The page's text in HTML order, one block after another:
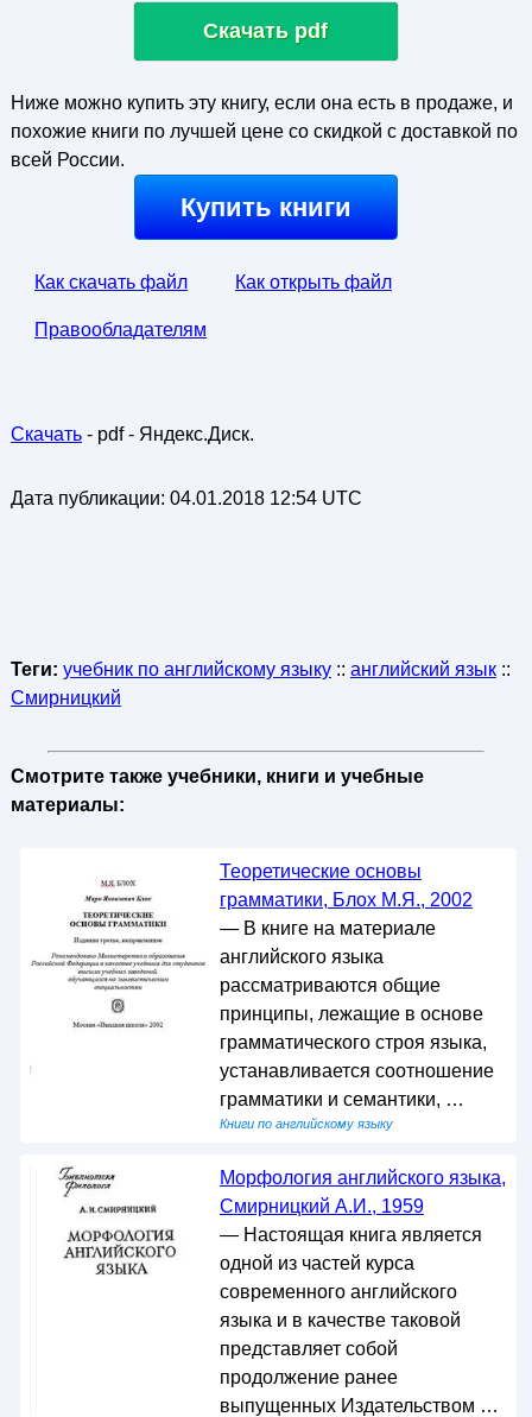
Скачать pdf
Ниже можно купить эту книгу, если она есть в продаже, и
похожие книги по лучшей цене со скидкой с доставкой по
всей России.
Купить книги
Как скачать файл Как открыть файл
Правообладателям
Скачать- pdf - Яндекс.Диск.
Дата публикации: 04.01.2018 12:54 UTC
Теги: учебник по английскому языку:: английский язык::
Смирницкий
Смотрите также учебники, книги и учебные
материалы:
Теоретические основы
грамматики, Блох М.Я., 2002
— В книге на материале
английского языка
рассматриваются общие
принципы, лежащие в основе
грамматического строя языка,
устанавливается соотношение
грамматики и семантики, …
Книги по английскому языку
Морфология английского языка,
Смирницкий А.И., 1959
— Настоящая книга является
одной из частей курса
современного английского
языка и в качестве таковой
представляет собой
продолжение ранее
выпущенных Издательством …